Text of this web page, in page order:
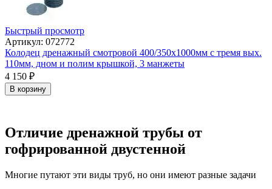
Быстрый просмотр
Артикул: 072772
Колодец дренажный смотровой 400/350х1000мм с тремя вых.
110мм, дном и полим крышкой, 3 манжеты
4 150 ₽
В корзину
Отличие дренажной трубы от
гофрированной двустенной
Многие путают эти виды труб, но они имеют разные задачи